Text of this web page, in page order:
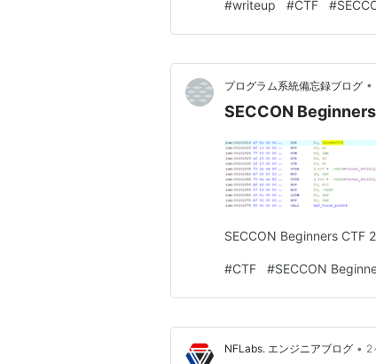
#writeup #CTF #
プログラム系統備忘録ブログ •
SECCON
SECCON Beginners CTF
#CTF #SECCON
NFLabs. エンジニアブログ • 2